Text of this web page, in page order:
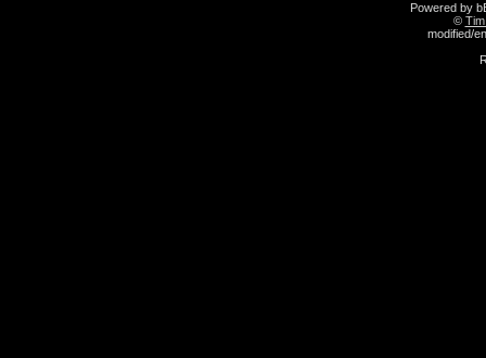
Powered by
©
modified/